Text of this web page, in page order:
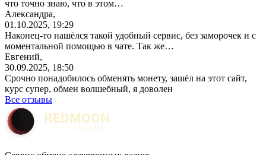
что точно знаю, что в этом…
Александра,
01.10.2025, 19:29
Наконец-то нашёлся такой удобный сервис, без заморочек и с
моментальной помощью в чате. Так же…
Евгений,
30.09.2025, 18:50
Срочно понадобилось обменять монету, зашёл на этот сайт,
курс супер, обмен волшебный, я доволен
Все отзывы